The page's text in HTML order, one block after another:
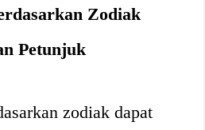
Zodiak
Petunjuk
zodiak dapat